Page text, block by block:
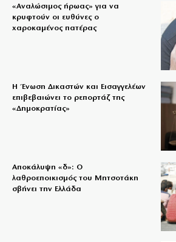
«Aναλώσιμος ήρωας» για να
κρυφτούν οι ευθύνες ο
χαροκαμένος πατέρας
Η Ένωση Δικαστών και Εισαγγελέων
επιβεβαιώνει το ρεπορτάζ της
«Δημοκρατίας»
Αποκάλυψη «δ»: Ο
λαθροεποικισμός του Μητσοτάκη
σβήνει την Ελλάδα